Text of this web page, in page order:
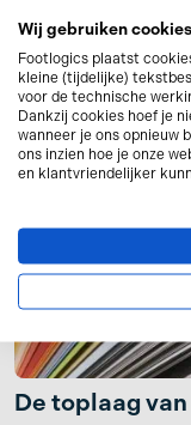
23 april 2018
Tatá! Wij
Footlogics Comfort
graag even uit
De toplaag
Wij gebruiken cookies
Footlogics plaatst
kleine (tijdelijke)
voor de technische
Dankzij cookies hoef je
wanneer je ons opnieuw
ons inzien hoe je onze
en klantvriendelijker